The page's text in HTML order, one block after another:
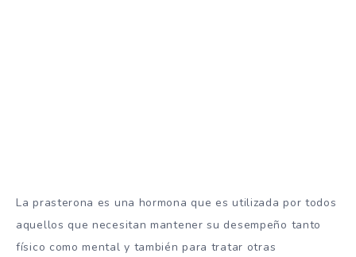
La prasterona es una hormona que es utilizada por todos
aquellos que necesitan mantener su desempeño tanto
físico como mental y también para tratar otras